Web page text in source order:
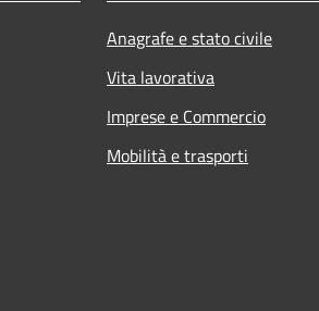
Anagrafe e stato civile
Vita lavorativa
Imprese e Commercio
Mobilità e trasporti